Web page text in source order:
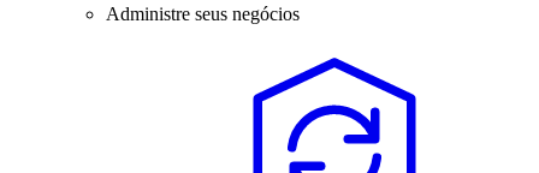
Administre seus negócios